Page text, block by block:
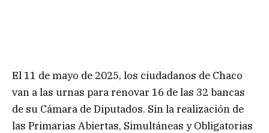
El 11 de mayo de 2025, los ciudadanos de Chaco
van a las urnas para renovar 16 de las 32 bancas
de su Cámara de Diputados. Sin la realización de
las Primarias Abiertas, Simultáneas y Obligatorias